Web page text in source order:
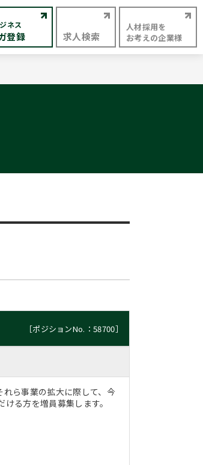
ネス
登録 求人検索
人材採用を
お考えの企業様
［ポジションNo.：58700］
ら事業の拡大に際して、今
る方を増員募集します。